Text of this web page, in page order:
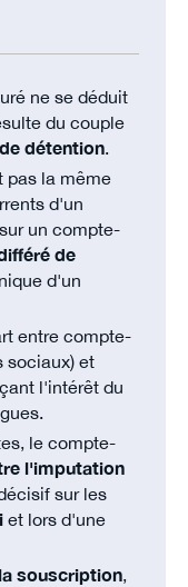
ne se déduit
du couple
détention.
pas la même
d'un
un compte-
de
d'un
entre compte-
sociaux) et
l'intérêt du
le compte-
l'imputation
sur les
et lors d'une
souscription,